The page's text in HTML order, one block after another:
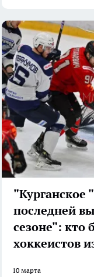
"Курганское
последней
сезоне": кто
хоккеистов
10 марта